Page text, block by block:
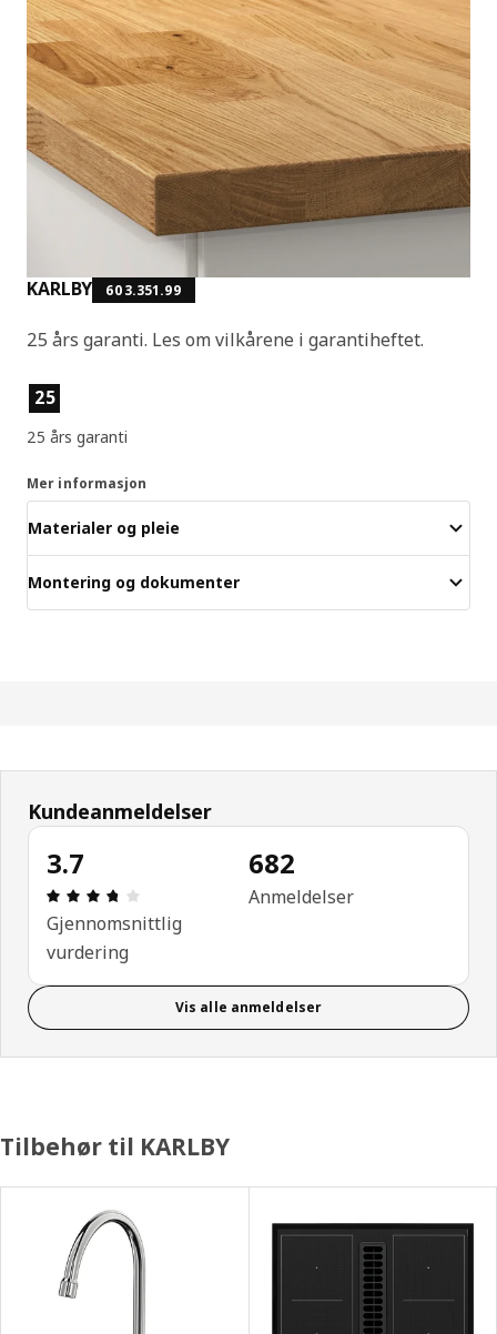
KARLBY 603.351.99
25 års garanti. Les om vilkårene i garantiheftet.
Produktfunksjoner
25
25 års garanti
Mer informasjon
Materialer og pleie
Montering og dokumenter
Kundeanmeldelser
3.7
Produktomtale: 3.7 ingen kundevurdering 5
Gjennomsnittlig
vurdering
682
Anmeldelser
Vis alle anmeldelser
Tilbehør til KARLBY